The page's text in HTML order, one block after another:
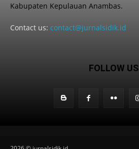
Kabupaten Kepulauan Anambas.
Contact us: contact@jurnalsidik.id
FOLLOW US